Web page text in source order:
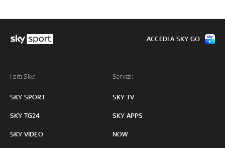
I siti Sky:
SKY SPORT
SKY TG24
SKY VIDEO
Servizi:
SKY TV
SKY APPS
NOW
ACCEDI A SKY GO